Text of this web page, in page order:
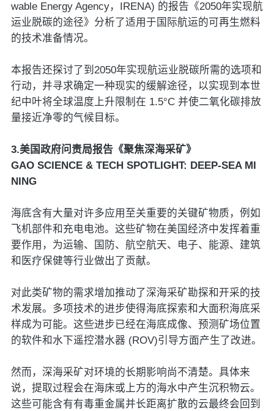
wable Energy Agency，IRENA) 的报告《2050年实现航
运业脱碳的途径》分析了适用于国际航运的可再生燃料
的技术准备情况。
本报告还探讨了到2050年实现航运业脱碳所需的选项和
行动，并寻求确定一种现实的缓解途径，以实现到本世
纪中叶将全球温度上升限制在 1.5°C 并使二氧化碳排放
量接近净零的气候目标。
3.美国政府问责局报告《聚焦深海采矿》
GAO SCIENCE & TECH SPOTLIGHT: DEEP-SEA MI
NING
海底含有大量对许多应用至关重要的关键矿物质，例如
飞机部件和充电电池。这些矿物在美国经济中发挥着重
要作用，为运输、国防、航空航天、电子、能源、建筑
和医疗保健等行业做出了贡献。
对此类矿物的需求增加推动了深海采矿勘探和开采的技
术发展。多项技术的进步使得海底探索和大面积海底采
样成为可能。这些进步已经在海底成像、预测矿场位置
的软件和水下遥控潜水器 (ROV)引导方面产生了改进。
然而，深海采矿对环境的长期影响尚不清楚。具体来
说，提取过程会在海床或上方的海水中产生沉积物云。
这些可能含有有毒重金属并长距离扩散的云最终会回到